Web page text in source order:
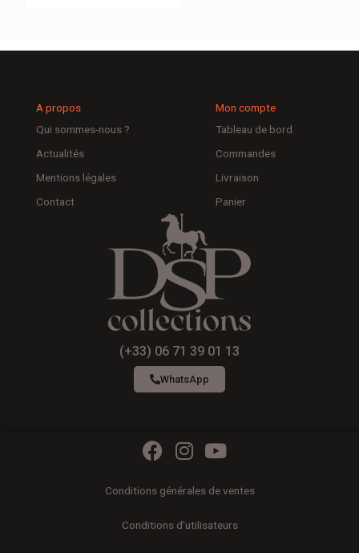
A propos
Qui sommes-nous ?
Actualités
Mentions légales
Contact
Mon compte
Tableau de bord
Commandes
Livraison
Panier
(+33) 06 71 39 01 13
WhatsApp
F
c
b
I
s
a
Y
u
u
Conditions générales de ventes
Conditions d’utilisateurs